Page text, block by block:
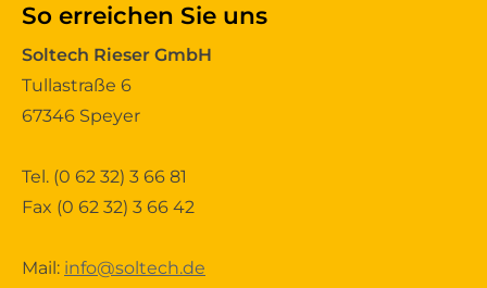
So erreichen Sie uns
Soltech Rieser GmbH
Tullastraße 6
67346 Speyer
Tel. (0 62 32) 3 66 81
Fax (0 62 32) 3 66 42
Mail: info@soltech.de